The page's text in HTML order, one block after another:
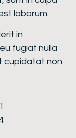
laborum.
in
fugiat nulla
cupidatat non